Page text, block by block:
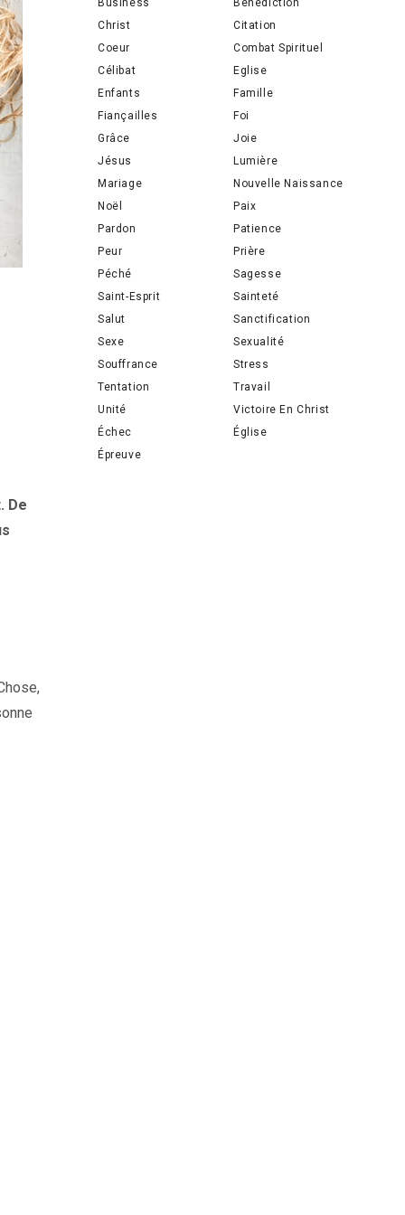
De
Business
Bénédiction
Christ
Citation
Coeur
Combat Spirituel
Célibat
Eglise
Enfants
Famille
Fiançailles
Foi
Grâce
Joie
Jésus
Lumière
Mariage
Nouvelle Naissance
Noël
Paix
Pardon
Patience
Peur
Prière
Péché
Sagesse
Saint-Esprit
Sainteté
Salut
Sanctification
Sexe
Sexualité
Souffrance
Stress
Tentation
Travail
Unité
Victoire En Christ
Échec
Église
Épreuve